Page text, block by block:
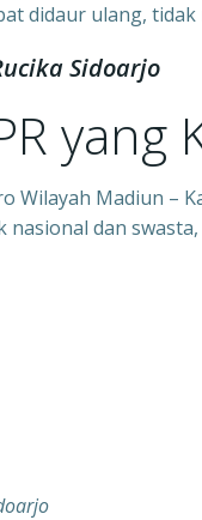
didaur ulang,
Sidoarjo
yang
Wilayah Madiun –
dan